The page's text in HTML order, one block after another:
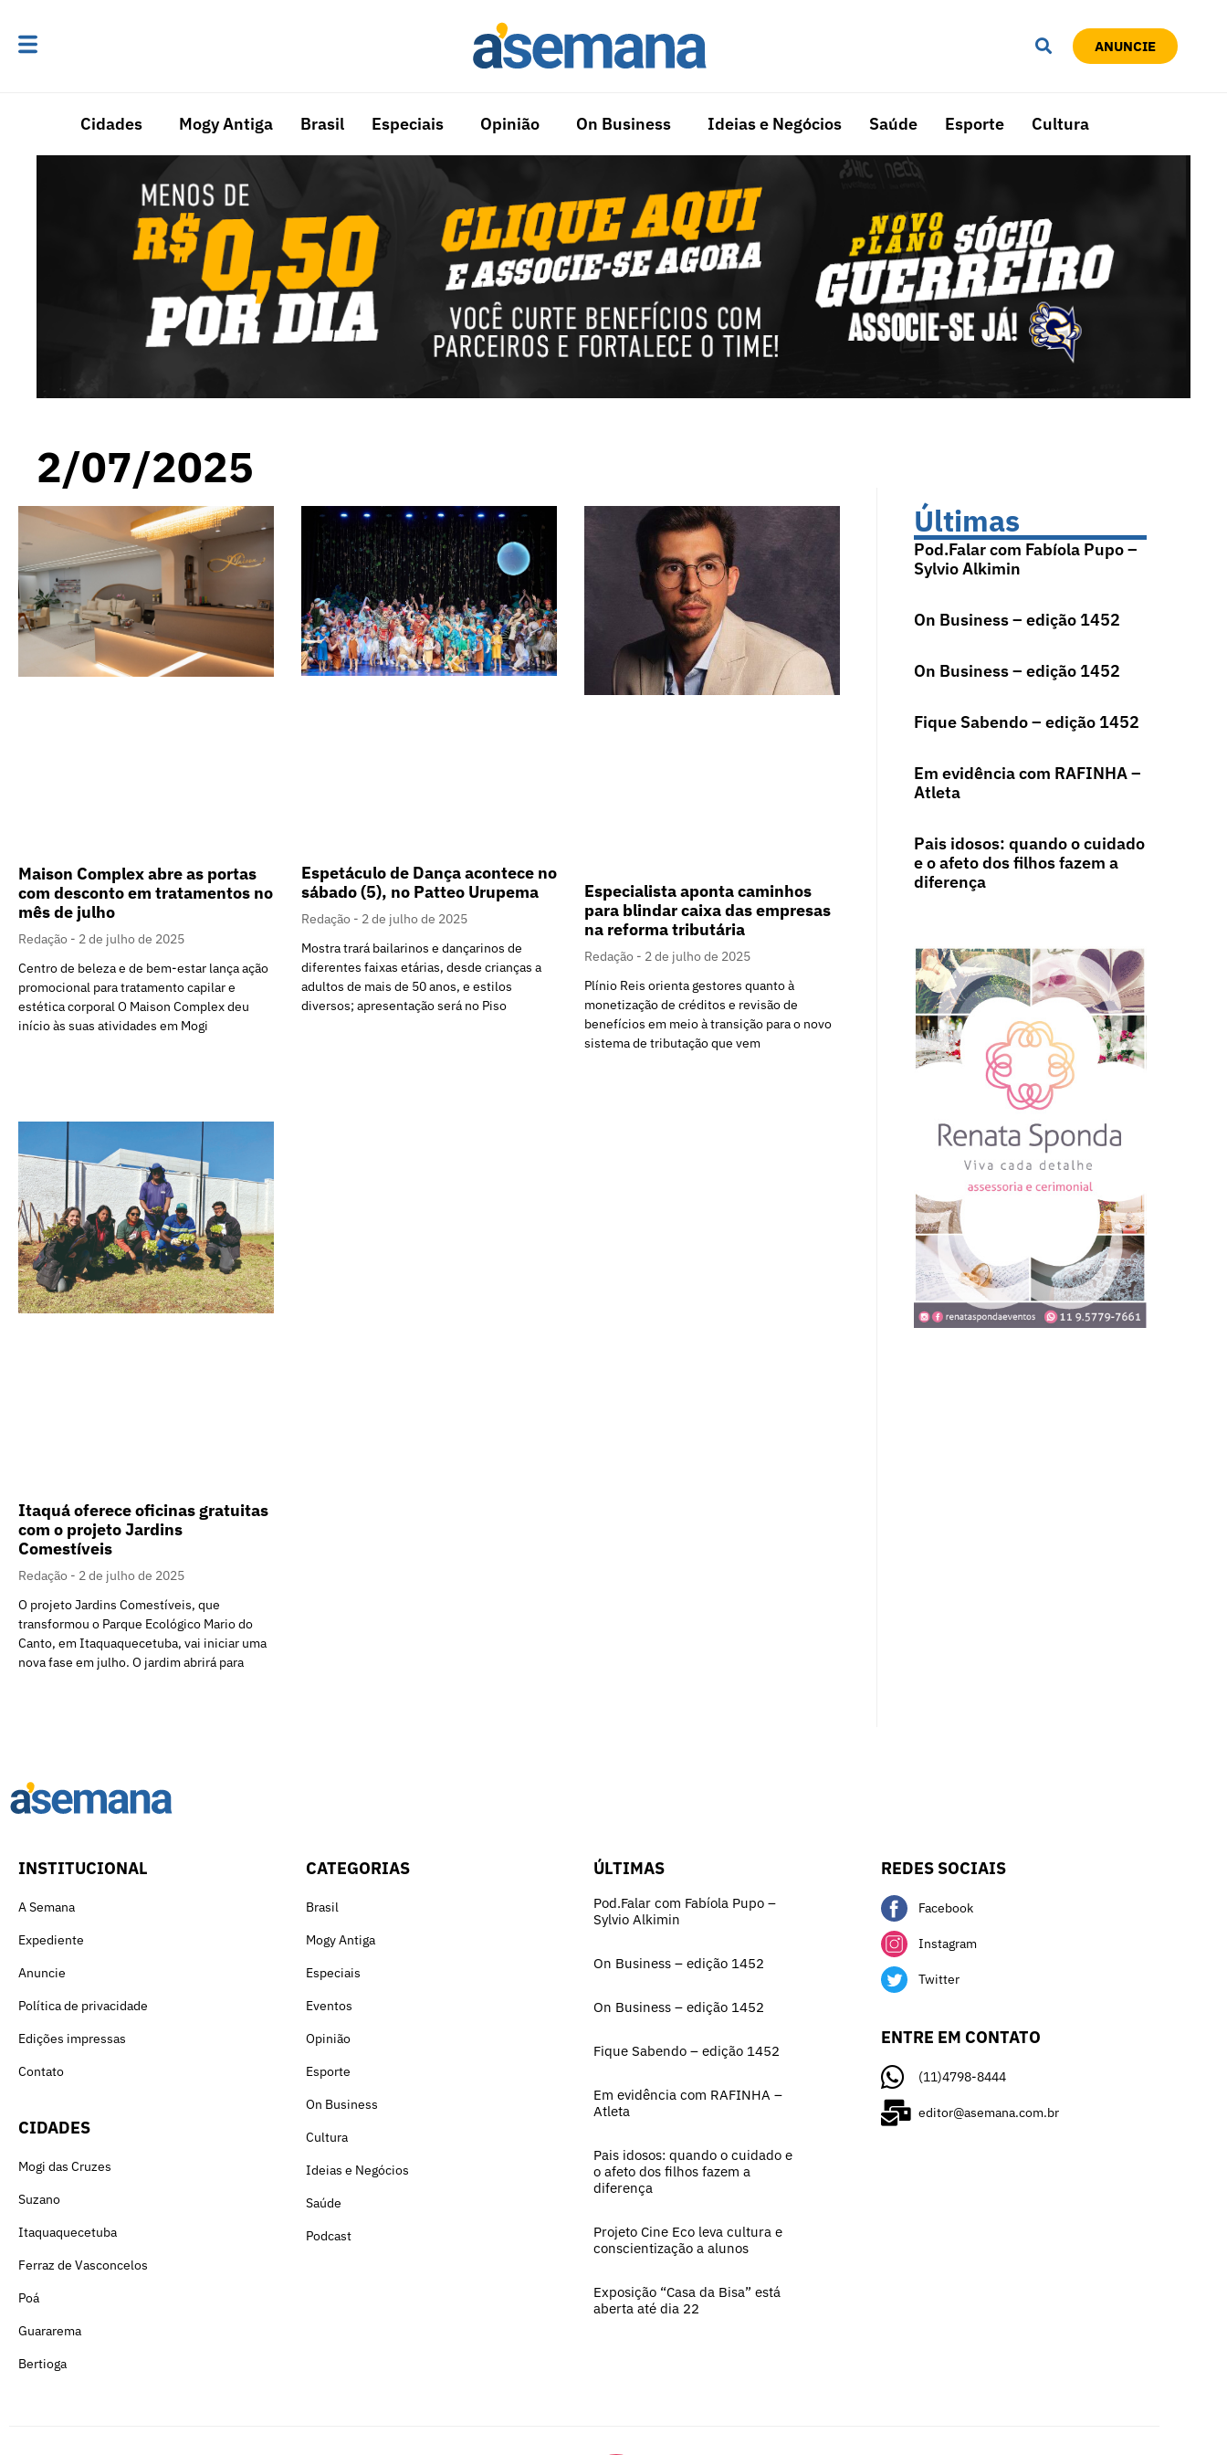
ANUNCIE
Cidades Mogy Antiga Brasil Especiais Opinião On Business Ideias e Negócios Saúde Esporte Cultura
2/07/2025
Maison Complex abre as portas
com desconto em tratamentos no
mês de julho
Redação
2 de julho de 2025
Centro de beleza e de bem-estar lança ação
promocional para tratamento capilar e
estética corporal O Maison Complex deu
início às suas atividades em Mogi
Espetáculo de Dança acontece no
sábado (5), no Patteo Urupema
Redação
2 de julho de 2025
Mostra trará bailarinos e dançarinos de
diferentes faixas etárias, desde crianças a
adultos de mais de 50 anos, e estilos
diversos; apresentação será no Piso
Especialista aponta caminhos
para blindar caixa das empresas
na reforma tributária
Redação
2 de julho de 2025
Plínio Reis orienta gestores quanto à
monetização de créditos e revisão de
benefícios em meio à transição para o novo
sistema de tributação que vem
Itaquá oferece oficinas gratuitas
com o projeto Jardins
Comestíveis
Redação
2 de julho de 2025
O projeto Jardins Comestíveis, que
transformou o Parque Ecológico Mario do
Canto, em Itaquaquecetuba, vai iniciar uma
nova fase em julho. O jardim abrirá para
Últimas
Pod.Falar com Fabíola Pupo –
Sylvio Alkimin
On Business – edição 1452
On Business – edição 1452
Fique Sabendo – edição 1452
Em evidência com RAFINHA –
Atleta
Pais idosos: quando o cuidado
e o afeto dos filhos fazem a
diferença
INSTITUCIONAL
A Semana
Expediente
Anuncie
Política de privacidade
Edições impressas
Contato
CIDADES
Mogi das Cruzes
Suzano
Itaquaquecetuba
Ferraz de Vasconcelos
Poá
Guararema
Bertioga
CATEGORIAS
Brasil
Mogy Antiga
Especiais
Eventos
Opinião
Esporte
On Business
Cultura
Ideias e Negócios
Saúde
Podcast
ÚLTIMAS
Pod.Falar com Fabíola Pupo –
Sylvio Alkimin
On Business – edição 1452
On Business – edição 1452
Fique Sabendo – edição 1452
Em evidência com RAFINHA –
Atleta
Pais idosos: quando o cuidado e
o afeto dos filhos fazem a
diferença
Projeto Cine Eco leva cultura e
conscientização a alunos
Exposição “Casa da Bisa” está
aberta até dia 22
REDES SOCIAIS
Facebook
Instagram
Twitter
ENTRE EM CONTATO
(11)4798-8444
editor@asemana.com.br